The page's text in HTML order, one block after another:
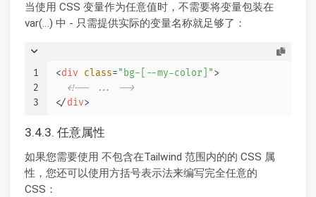
当使用 CSS 变量作为任意值时，不需要将变量包装在
var(…) 中 - 只需提供实际的变量名称就足够了：
1
2
3
<div class="bg-[--my-color]">
<!-- ... -->
</div>
3.4.3. 任意属性
如果您需要使用 不包含在Tailwind 范围内的的 CSS 属
性，您还可以使用方括号表示法来编写完全任意的
CSS：